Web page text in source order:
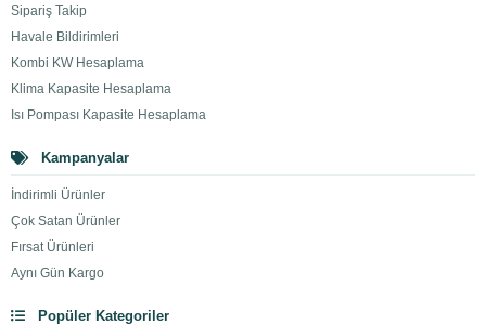
Sipariş Takip
Havale Bildirimleri
Kombi KW Hesaplama
Klima Kapasite Hesaplama
Isı Pompası Kapasite Hesaplama
Kampanyalar
İndirimli Ürünler
Çok Satan Ürünler
Fırsat Ürünleri
Aynı Gün Kargo
Popüler Kategoriler